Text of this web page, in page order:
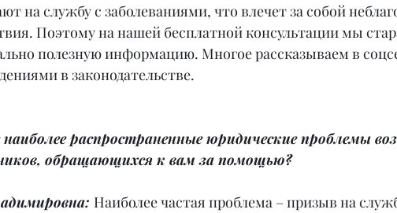
на службу с заболеваниями, что влечет за собой
Поэтому на нашей бесплатной консультации мы
полезную информацию. Многое рассказываем в
в законодательстве.
распространенные юридические проблемы
обращающихся к вам за помощью?
Наиболее частая проблема – призыв на